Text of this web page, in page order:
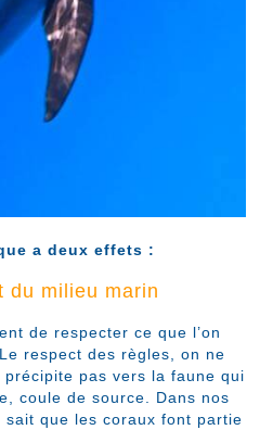
a deux effets :
du milieu marin
de respecter ce que l’on
respect des règles, on ne
pas vers la faune qui
coule de source. Dans nos
que les coraux font partie